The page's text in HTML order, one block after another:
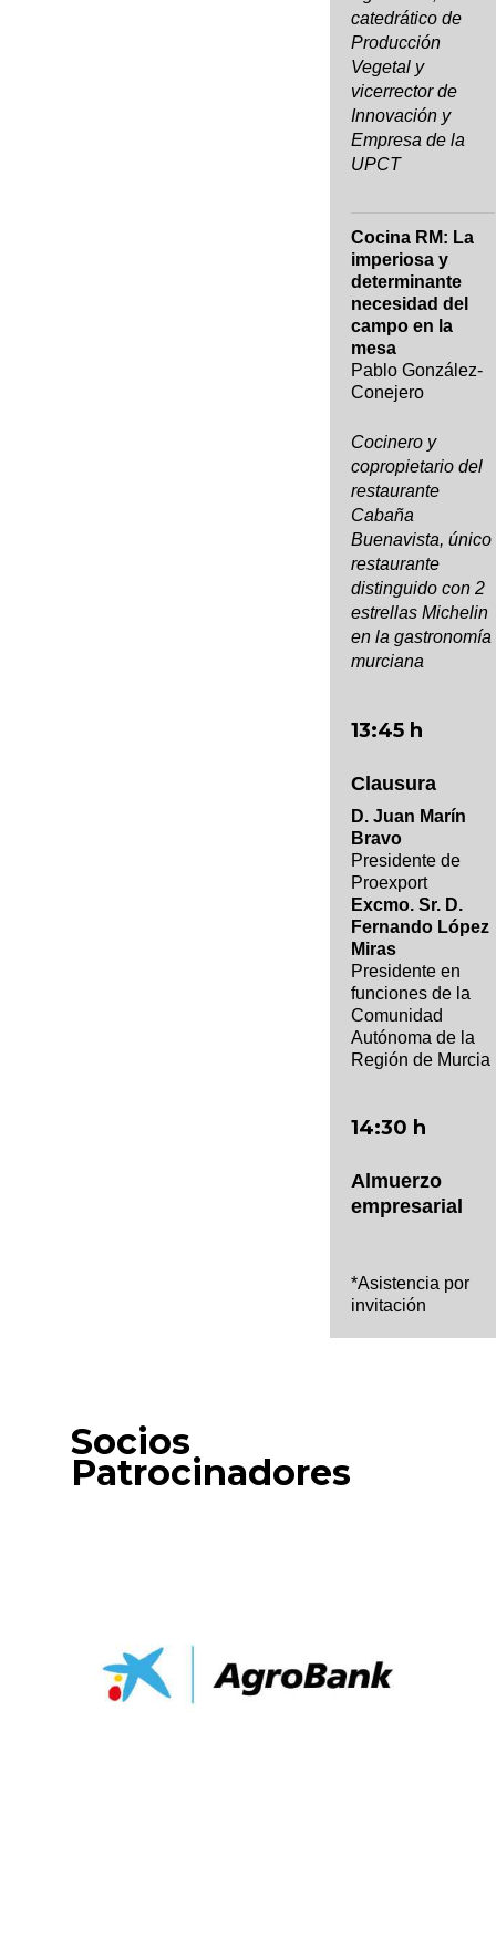
catedrático de
Producción
Vegetal y
vicerrector de
Innovación y
Empresa de la
UPCT
Cocina RM: La
imperiosa y
determinante
necesidad del
campo en la
mesa
Pablo González-
Conejero
Cocinero y
copropietario del
restaurante
Cabaña
Buenavista, único
restaurante
distinguido con 2
estrellas Michelin
en la gastronomía
murciana
13:45 h
Clausura
D. Juan Marín
Bravo
Presidente de
Proexport
Excmo. Sr. D.
Fernando López
Miras
Presidente en
funciones de la
Comunidad
Autónoma de la
Región de Murcia
14:30 h
Almuerzo
empresarial
*Asistencia por
invitación
Socios
Patrocinadores